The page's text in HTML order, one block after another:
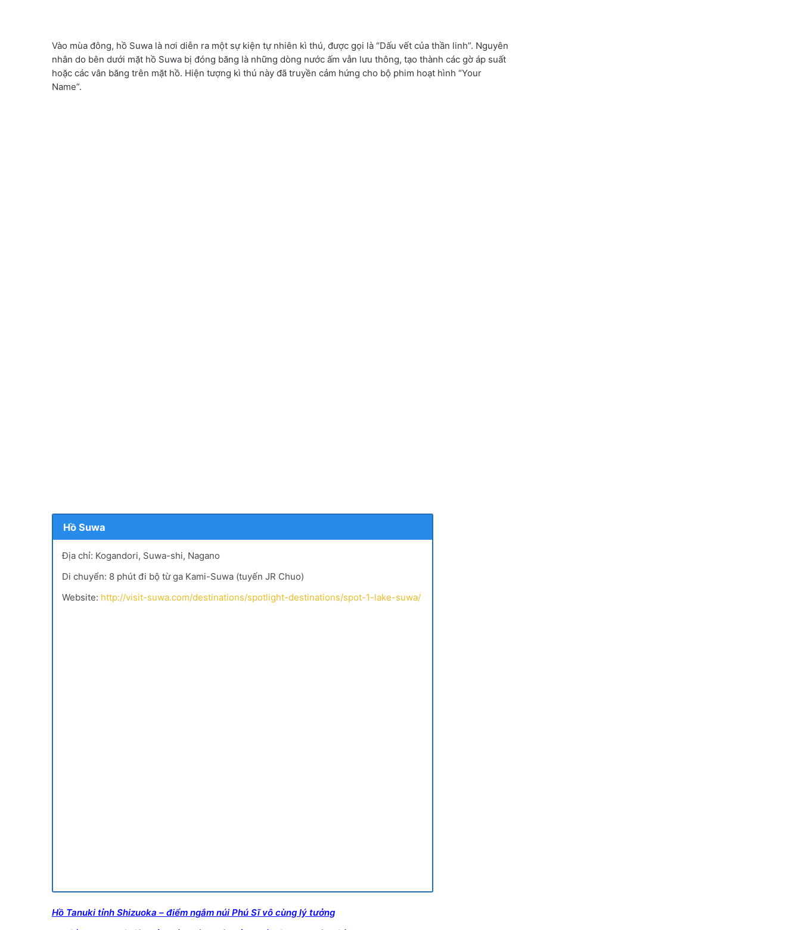
Vào mùa đông, hồ Suwa là nơi diễn ra một sự kiện tự nhiên kì thú, được gọi là “Dấu vết của thần linh”. Nguyên
nhân do bên dưới mặt hồ Suwa bị đóng băng là những dòng nước ấm vẫn lưu thông, tạo thành các gờ áp suất
hoặc các vân băng trên mặt hồ. Hiện tượng kì thú này đã truyền cảm hứng cho bộ phim hoạt hình “Your
Name”.
Hồ Suwa
Địa chỉ: Kogandori, Suwa-shi, Nagano
Di chuyển: 8 phút đi bộ từ ga Kami-Suwa (tuyến JR Chuo)
Website: http://visit-suwa.com/destinations/spotlight-destinations/spot-1-lake-suwa/
Hồ Tanuki tỉnh Shizuoka – điểm ngắm núi Phú Sĩ vô cùng lý tưởng